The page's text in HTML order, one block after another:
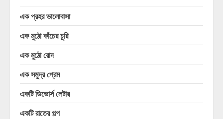
এক প্রহর ভালোবাসা
এক মুঠো কাঁচের চুরি
এক মুঠো রোদ
এক সমুদ্র প্রেম
একটি ডিভোর্স লেটার
একটি রাতের গল্প